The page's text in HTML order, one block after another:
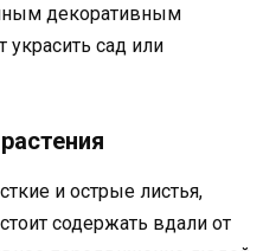
декоративным
украсить сад или
и острые листья,
содержать вдали от